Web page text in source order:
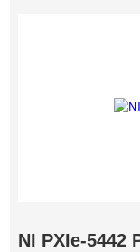
NI PXIe-5442